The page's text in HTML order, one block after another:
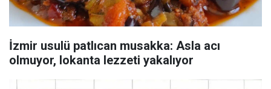
İzmir usulü patlıcan musakka: Asla acı
olmuyor, lokanta lezzeti yakalıyor